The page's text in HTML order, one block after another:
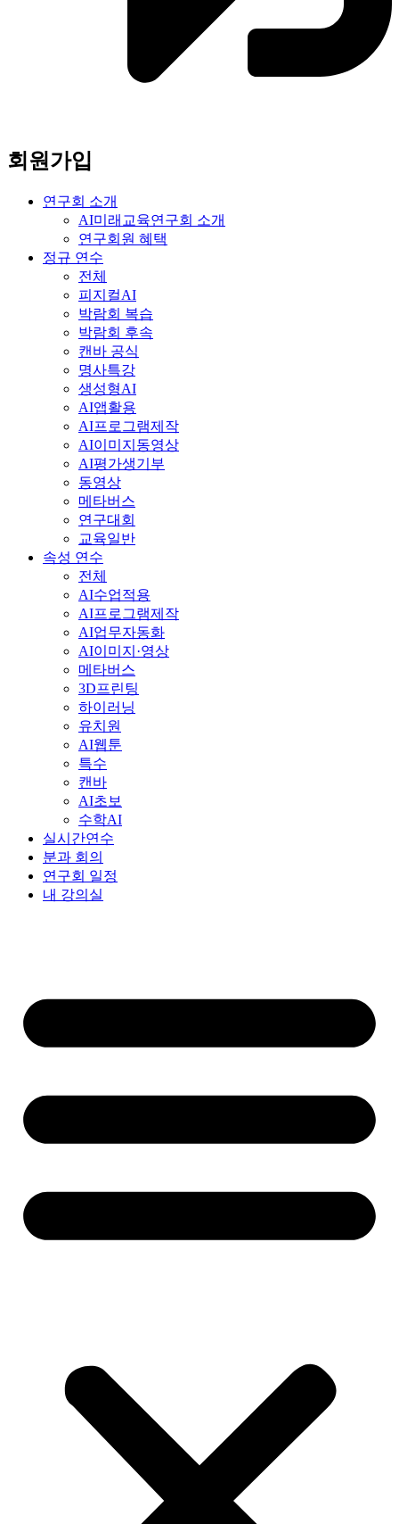
회원가입
연구회 소개
AI미래교육연구회 소개
연구회원 혜택
정규 연수
전체
피지컬AI
박람회 복습
박람회 후속
캔바 공식
명사특강
생성형AI
AI앱활용
AI프로그램제작
AI이미지동영상
AI평가생기부
동영상
메타버스
연구대회
교육일반
속성 연수
전체
AI수업적용
AI프로그램제작
AI업무자동화
AI이미지·영상
메타버스
3D프린팅
하이러닝
유치원
AI웹툰
특수
캔바
AI초보
수학AI
실시간연수
분과 회의
연구회 일정
내 강의실